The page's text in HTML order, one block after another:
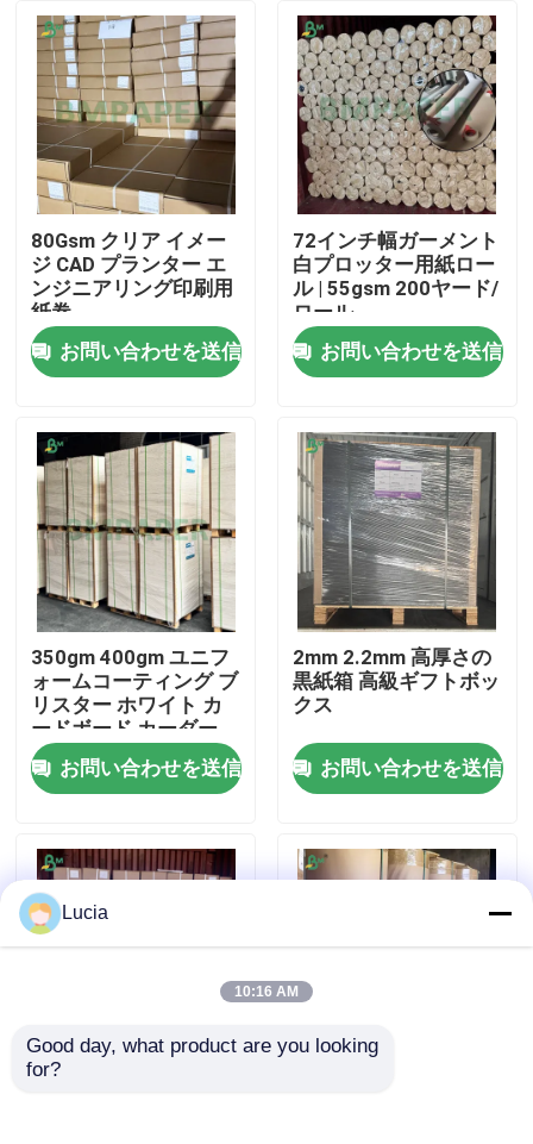
ホーム
製品
企業情報
会社案内
品質管理
ニュース
CADの作図装置ペーパー
80Gsm クリア イメー
ジ CAD プランター エ
ンジニアリング印刷用
紙巻
お問い合わせを送信
72インチ幅ガーメント
白プロッター用紙ロー
ル | 55gsm 200ヤード/
ロール
お問い合わせを送信
350gm 400gm ユニフ
ォームコーティング ブ
リスター ホワイト カ
ードボード カーダー
カード
お問い合わせを送信
2mm 2.2mm 高厚さの
黒紙箱 高級ギフトボッ
クス
お問い合わせを送信
20lb 2インチ 3インチ
Lucia
10:16 AM
Good day, what product are you looking
for?